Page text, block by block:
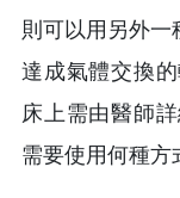
則可以用另外一
達成氣體交換
床上需由醫師
需要使用何種方